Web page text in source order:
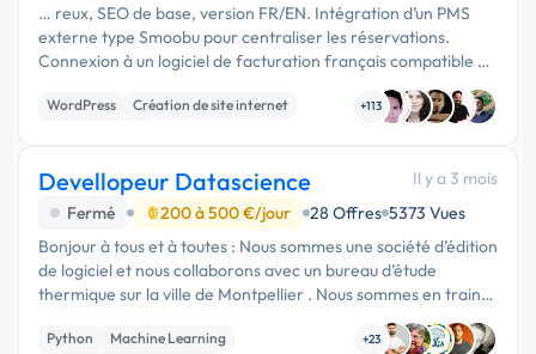
… reux, SEO de base, version FR/EN. Intégration d’un PMS
externe type Smoobu pour centraliser les réservations.
Connexion à un logiciel de facturation français compatible e-
facturation. Ajout d’un module e-commerce simple pour
vendre des cartes …
WordPress
Création de site internet
+113
Devellopeur Datascience
Il y a 3 mois
Fermé
200 à 500 €/jour 28 Offres 5373 Vues
Bonjour à tous et à toutes : Nous sommes une société d’édition
de logiciel et nous collaborons avec un bureau d’étude
thermique sur la ville de Montpellier . Nous sommes en train
de développer une solution automatisée pour l’analyse de
plan issue …
Python
Machine Learning
+23